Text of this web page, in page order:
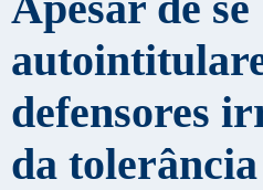
defensores
da